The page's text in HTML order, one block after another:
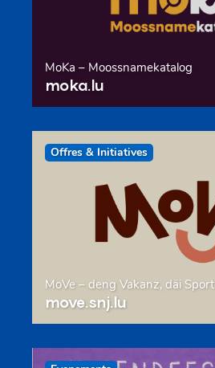
MoKa – Moossnamekatalog
moka.lu
Offres & Initiatives
MoVe – deng Vakanz, däi Sport
move.snj.lu